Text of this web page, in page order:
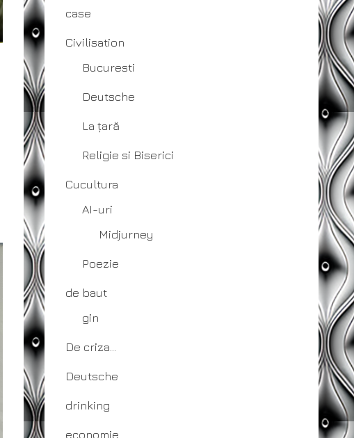
case
Civilisation
Bucuresti
Deutsche
La țară
Religie si Biserici
Cucultura
AI-uri
Midjurney
Poezie
de baut
gin
De criza…
Deutsche
drinking
economie